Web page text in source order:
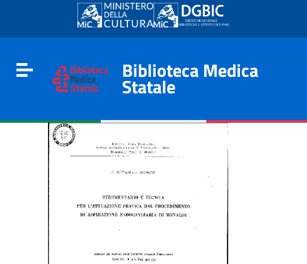
Go to content
Go to the navigation menu
Go to the footer
Toggle navigation
Biblioteca Medica
Statale